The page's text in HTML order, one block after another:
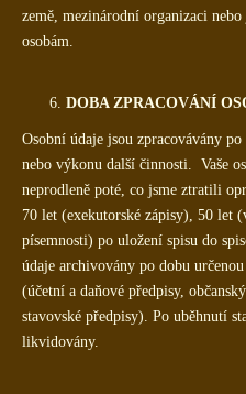
země, mezinárodní organizaci
osobám.
DOBA ZPRACOVÁNÍ
Osobní údaje jsou zpracovávány
nebo výkonu další činnosti. Vaše
neprodleně poté, co jsme ztratili
70 let (exekutorské zápisy), 50 let
písemnosti) po uložení spisu do
údaje archivovány po dobu
(účetní a daňové předpisy,
stavovské předpisy). Po uběhnutí
likvidovány.